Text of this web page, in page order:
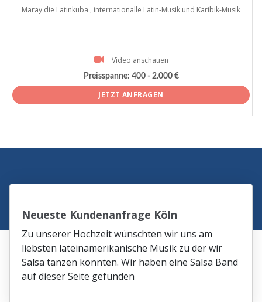
Maray die Latinkuba , internationalle Latin-Musik und Karibik-Musik
Video anschauen
Preisspanne: 400 - 2.000 €
JETZT ANFRAGEN
Neueste Kundenanfrage Köln
Zu unserer Hochzeit wünschten wir uns am
liebsten lateinamerikanische Musik zu der wir
Salsa tanzen konnten. Wir haben eine Salsa Band
auf dieser Seite gefunden